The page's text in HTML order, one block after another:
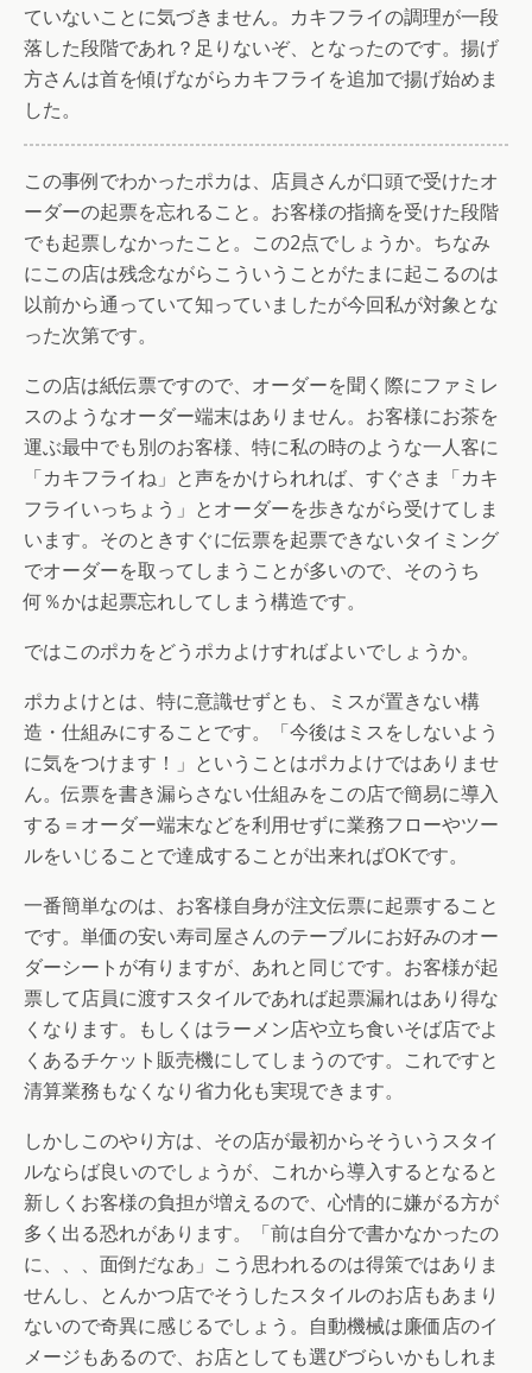
ていないことに気づきません。カキフライの調理が一段
落した段階であれ？足りないぞ、となったのです。揚げ
方さんは首を傾げながらカキフライを追加で揚げ始めま
した。
この事例でわかったポカは、店員さんが口頭で受けたオ
ーダーの起票を忘れること。お客様の指摘を受けた段階
でも起票しなかったこと。この2点でしょうか。ちなみ
にこの店は残念ながらこういうことがたまに起こるのは
以前から通っていて知っていましたが今回私が対象とな
った次第です。
この店は紙伝票ですので、オーダーを聞く際にファミレ
スのようなオーダー端末はありません。お客様にお茶を
運ぶ最中でも別のお客様、特に私の時のような一人客に
「カキフライね」と声をかけられれば、すぐさま「カキ
フライいっちょう」とオーダーを歩きながら受けてしま
います。そのときすぐに伝票を起票できないタイミング
でオーダーを取ってしまうことが多いので、そのうち
何％かは起票忘れしてしまう構造です。
ではこのポカをどうポカよけすればよいでしょうか。
ポカよけとは、特に意識せずとも、ミスが置きない構
造・仕組みにすることです。「今後はミスをしないよう
に気をつけます！」ということはポカよけではありませ
ん。伝票を書き漏らさない仕組みをこの店で簡易に導入
する＝オーダー端末などを利用せずに業務フローやツー
ルをいじることで達成することが出来ればOKです。
一番簡単なのは、お客様自身が注文伝票に起票すること
です。単価の安い寿司屋さんのテーブルにお好みのオー
ダーシートが有りますが、あれと同じです。お客様が起
票して店員に渡すスタイルであれば起票漏れはあり得な
くなります。もしくはラーメン店や立ち食いそば店でよ
くあるチケット販売機にしてしまうのです。これですと
清算業務もなくなり省力化も実現できます。
しかしこのやり方は、その店が最初からそういうスタイ
ルならば良いのでしょうが、これから導入するとなると
新しくお客様の負担が増えるので、心情的に嫌がる方が
多く出る恐れがあります。「前は自分で書かなかったの
に、、、面倒だなあ」こう思われるのは得策ではありま
せんし、とんかつ店でそうしたスタイルのお店もあまり
ないので奇異に感じるでしょう。自動機械は廉価店のイ
メージもあるので、お店としても選びづらいかもしれま